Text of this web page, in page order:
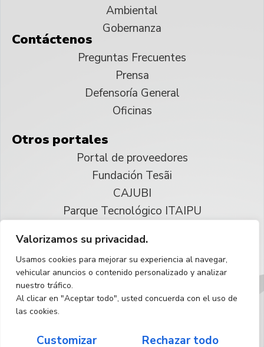
Valorizamos su privacidad.
Usamos cookies para mejorar su experiencia al navegar,
vehicular anuncios o contenido personalizado y analizar
nuestro tráfico.
Al clicar en "Aceptar todo", usted concuerda con el uso de
las cookies.
Customizar Rechazar todo
Ambiental
Gobernanza
Contáctenos
Preguntas Frecuentes
Prensa
Defensoría General
Oficinas
Otros portales
Portal de proveedores
Fundación Tesãi
CAJUBI
Parque Tecnológico ITAIPU
Reservados todos los derechos
Español